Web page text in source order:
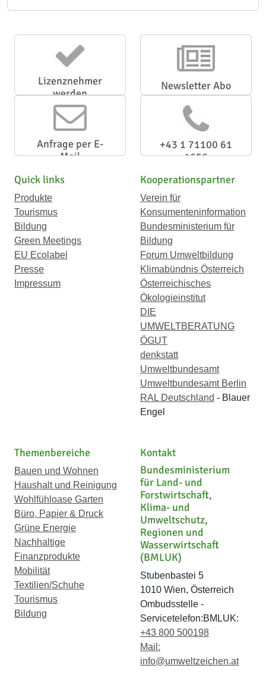
Lizenznehmer
werden
Newsletter Abo
Anfrage per E-
Mail
+43 1 71100 61
1656
Quick links
Produkte
Tourismus
Bildung
Green Meetings
EU Ecolabel
Presse
Impressum
Kooperationspartner
Verein für
Konsumenteninformation
Bundesministerium für
Bildung
Forum Umweltbildung
Klimabündnis Österreich
Österreichisches
Ökologieinstitut
DIE
UMWELTBERATUNG
ÖGUT
denkstatt
Umweltbundesamt
Umweltbundesamt Berlin
RAL Deutschland - Blauer
Engel
Themenbereiche
Bauen und Wohnen
Haushalt und Reinigung
Wohlfühloase Garten
Büro, Papier & Druck
Grüne Energie
Nachhaltige
Finanzprodukte
Mobilität
Textilien/Schuhe
Tourismus
Bildung
Kontakt
Bundesministerium
für Land- und
Forstwirtschaft,
Klima- und
Umweltschutz,
Regionen und
Wasserwirtschaft
(BMLUK)
Stubenbastei 5
1010 Wien, Österreich
Ombudsstelle -
Servicetelefon:BMLUK:
+43 800 500198
Mail:
info@umweltzeichen.at